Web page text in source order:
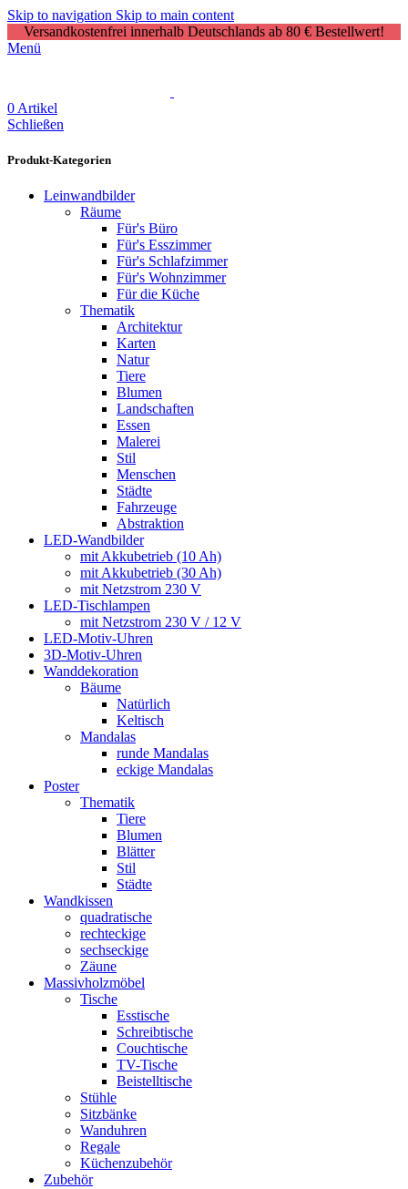
Skip to navigation Skip to main content
Versandkostenfrei innerhalb Deutschlands ab 80 € Bestellwert!
Menü
0 Artikel
Schließen
Produkt-Kategorien
Leinwandbilder
Räume
Für's Büro
Für's Esszimmer
Für's Schlafzimmer
Für's Wohnzimmer
Für die Küche
Thematik
Architektur
Karten
Natur
Tiere
Blumen
Landschaften
Essen
Malerei
Stil
Menschen
Städte
Fahrzeuge
Abstraktion
LED-Wandbilder
mit Akkubetrieb (10 Ah)
mit Akkubetrieb (30 Ah)
mit Netzstrom 230 V
LED-Tischlampen
mit Netzstrom 230 V / 12 V
LED-Motiv-Uhren
3D-Motiv-Uhren
Wanddekoration
Bäume
Natürlich
Keltisch
Mandalas
runde Mandalas
eckige Mandalas
Poster
Thematik
Tiere
Blumen
Blätter
Stil
Städte
Wandkissen
quadratische
rechteckige
sechseckige
Zäune
Massivholzmöbel
Tische
Esstische
Schreibtische
Couchtische
TV-Tische
Beistelltische
Stühle
Sitzbänke
Wanduhren
Regale
Küchenzubehör
Zubehör